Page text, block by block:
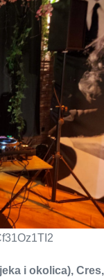
i okolica), Cres,